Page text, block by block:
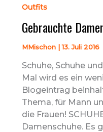
Outfits
Gebrauchte
MMischon |13. Juli 2016
Schuhe, Schuhe
Mal wird es ein
Blogeintrag
Thema, für Mann
die Frauen!
Damenschuhe. Es